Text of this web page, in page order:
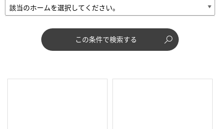
この条件で検索する